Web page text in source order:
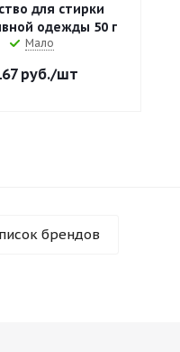
для стирки
одежды 50 г
Мало
руб./шт
брендов